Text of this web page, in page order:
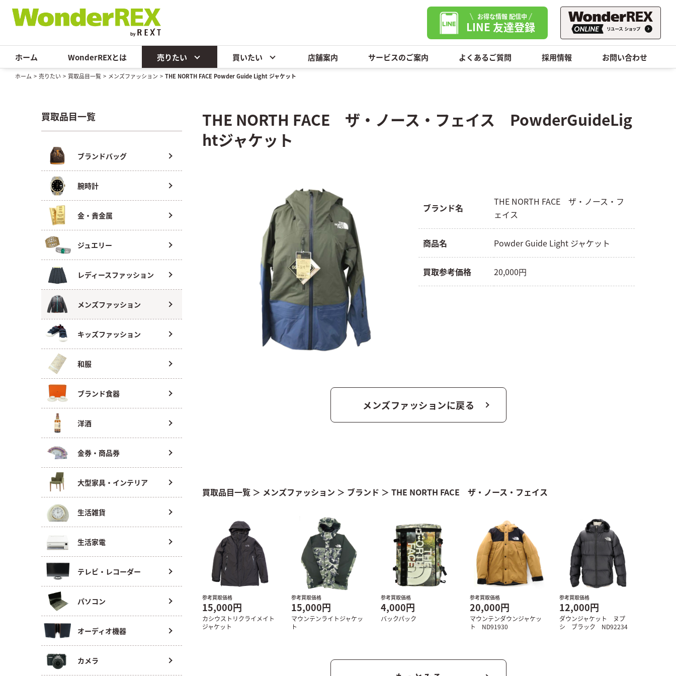
お得な情報 配信中
LINE 友達登録
ホーム WonderREXとは 売りたい 買いたい 店舗案内 サービスのご案内 よくあるご質問 採用情報 お問い合わせ
ホーム > 売りたい > 買取品目一覧 > メンズファッション > THE NORTH FACE Powder Guide Light ジャケット
買取品目一覧
ブランドバッグ
腕時計
金・貴金属
ジュエリー
レディースファッション
メンズファッション
キッズファッション
和服
ブランド食器
洋酒
金券・商品券
大型家具・インテリア
生活雑貨
生活家電
テレビ・レコーダー
パソコン
オーディオ機器
カメラ
THE NORTH FACE ザ・ノース・フェイス PowderGuideLig
htジャケット
ブランド名
THE NORTH FACE ザ・ノース・フ
ェイス
商品名 Powder Guide Light ジャケット
買取参考価格 20,000円
メンズファッションに戻る
買取品目一覧 ＞ メンズファッション ＞ ブランド ＞ THE NORTH FACE ザ・ノース・フェイス
参考買取価格
15,000円
カシウストリクライメイト
ジャケット
参考買取価格
15,000円
マウンテンライトジャケッ
ト
参考買取価格
4,000円
バックパック
参考買取価格
20,000円
マウンテンダウンジャケッ
ト ND91930
参考買取価格
12,000円
ダウンジャケット ヌプ
シ ブラック ND92234